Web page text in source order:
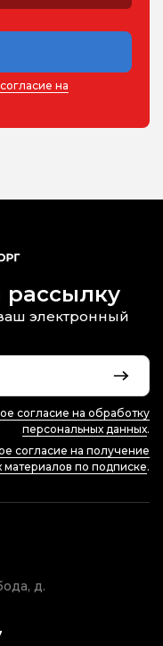
на
электронный
согласие на обработку
персональных данных.
согласие на получение
материалов по подписке.
д.